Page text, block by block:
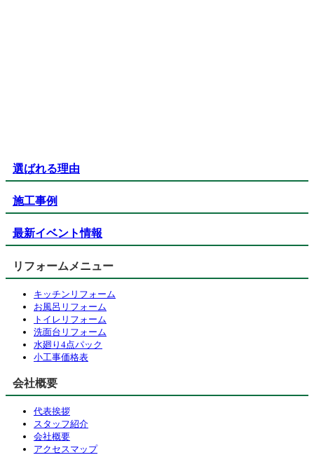
選ばれる理由
施工事例
最新イベント情報
リフォームメニュー
キッチンリフォーム
お風呂リフォーム
トイレリフォーム
洗面台リフォーム
水廻り4点パック
小工事価格表
会社概要
代表挨拶
スタッフ紹介
会社概要
アクセスマップ